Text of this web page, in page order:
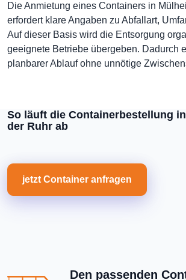
Die Anmietung eines Containers in
erfordert klare Angaben zu Abfallart,
Auf dieser Basis wird die Entsorgung
geeignete Betriebe übergeben. Dadurch
planbarer Ablauf ohne unnötige
So läuft die Containerbestellung
der Ruhr ab
jetzt Container anfragen
Den passenden